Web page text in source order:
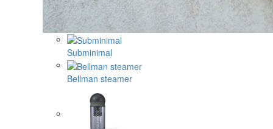
Subminimal
Bellman steamer